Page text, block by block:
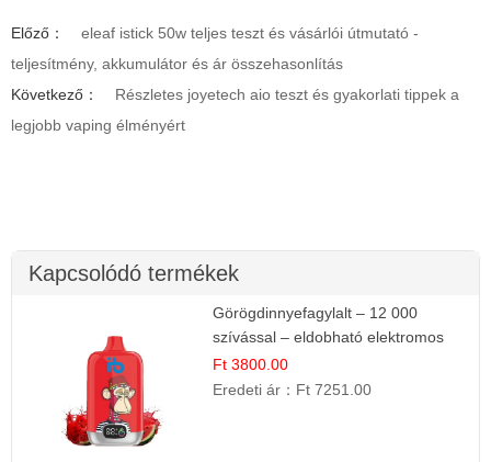
Előző：
eleaf istick 50w teljes teszt és vásárlói útmutató -
teljesítmény, akkumulátor és ár összehasonlítás
Következő：
Részletes joyetech aio teszt és gyakorlati tippek a
legjobb vaping élményért
Kapcsolódó termékek
Görögdinnyefagylalt – 12 000
szívással – eldobható elektromos
cigi
Ft 3800.00
Eredeti ár： Ft 7251.00